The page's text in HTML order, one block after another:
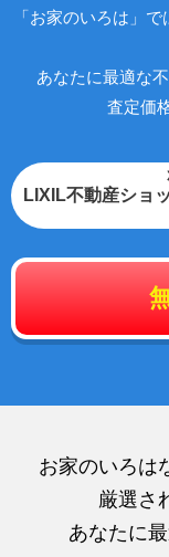
「お家のいろは」
あなたに最適な
査定価
LIXIL不動産ショ
お家のいろは
厳選さ
あなたに